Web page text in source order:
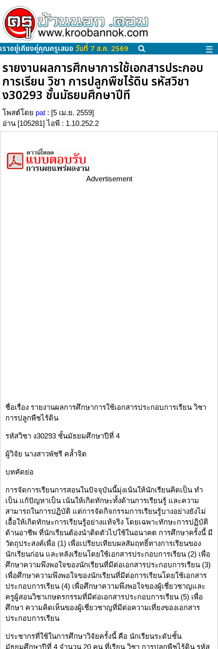
เราอยู่เคียงคู่คุณครูเสมอ วันที่ 7 ส.ค. 2569 ☰
รายงานผลการศึกษาการใช้เอกสารประกอบ
การเรียน วิชา การปลูกพืชไร้ดิน รหัสวิชา
ง30293 ชั้นมัธยมศึกษาปีที
โพสต์โดย pat : [5 เม.ย. 2559]
อ่าน [105281] ไอพี : 1.10.252.2
Advertisement
ชื่อเรื่อง รายงานผลการศึกษาการใช้เอกสารประกอบการเรียน วิชา
การปลูกพืชไร้ดิน
รหัสวิชา ง30293 ชั้นมัธยมศึกษาปีที่ 4
ผู้วิจัย นางสาวพัชรี คล้ำจิต
บทคัดย่อ
การจัดการเรียนการสอนในปัจจุบันนี้มุ่งเน้นให้นักเรียนคิดเป็น ทำ
เป็น แก้ปัญหาเป็น เน้นให้เกิดทักษะทั้งด้านการเรียนรู้ และความ
สามารถในการปฏิบัติ แต่การจัดกิจกรรมการเรียนรู้บางอย่างยังไม่
เอื้อให้เกิดทักษะการเรียนรู้อย่างแท้จริง โดยเฉพาะทักษะการปฏิบัติ
ด้านอาชีพ ที่นักเรียนต้องนำติดตัวไปใช้ในอนาคต การศึกษาครั้งนี้ มี
วัตถุประสงค์เพื่อ (1) เพื่อเปรียบเทียบผลสัมฤทธิ์ทางการเรียนของ
นักเรียนก่อน และหลังเรียนโดยใช้เอกสารประกอบการเรียน (2) เพื่อ
ศึกษาความพึงพอใจของนักเรียนที่มีต่อเอกสารประกอบการเรียน (3)
เพื่อศึกษาความพึงพอใจของนักเรียนที่มีต่อการเรียนโดยใช้เอกสาร
ประกอบการเรียน (4) เพื่อศึกษาความพึงพอใจของผู้เชี่ยวชาญและ
ครูผู้สอนวิชาเกษตรกรรมที่มีต่อเอกสารประกอบการเรียน (5) เพื่อ
ศึกษา ความคิดเห็นของผู้เชี่ยวชาญที่มีต่อความเที่ยงของเอกสาร
ประกอบการเรียน
ประชากรที่ใช้ในการศึกษาวิจัยครั้งนี้ คือ นักเรียนระดับชั้น
มัธยมศึกษาปีที่ 4 จำนวน 20 คน ที่เรียน วิชา การปลูกพืชไร้ดิน รหัส